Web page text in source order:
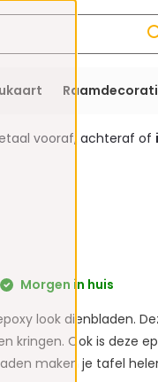
vooraf, achteraf of
Morgen in huis
look dienbladen.
kringen. Ook is deze
maken je tafel